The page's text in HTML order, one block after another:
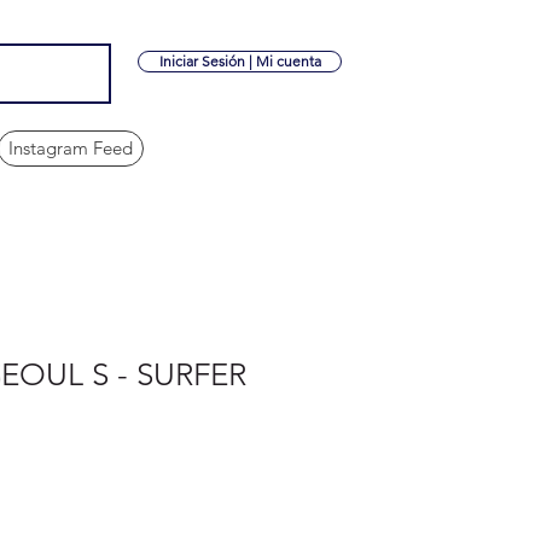
Iniciar Sesión | Mi cuenta
Instagram Feed
S - SURFER